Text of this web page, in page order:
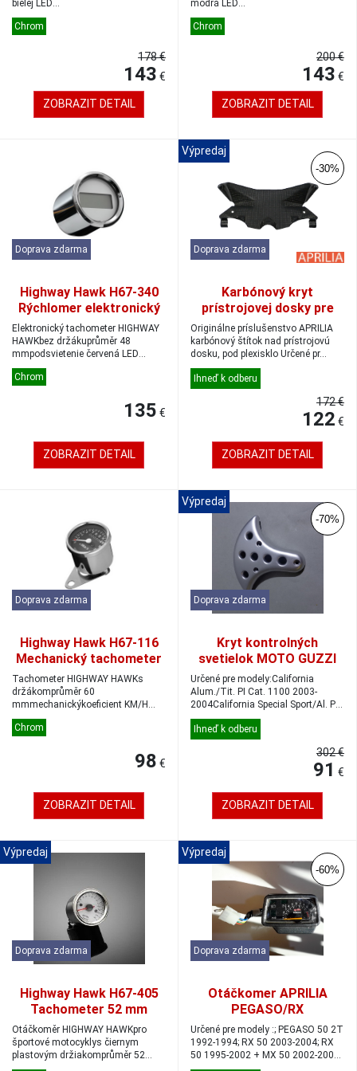
bielej LED
diódyelekronickýkoeficient KM/H...
Chrom
178 €
143 €
ZOBRAZIT DETAIL
modrá LED
diódaelekronickýkoeficient KM/Hd...
Chrom
200 €
143 €
ZOBRAZIT DETAIL
Doprava zdarma
Highway Hawk H67-340
Rýchlomer elektronický
48mm 220km/h
chróm/biela/červená LED
Elektronický tachometer HIGHWAY
HAWKbez držákuprůměr 48
mmpodsvietenie červená LED
diódaelekronickýk...
Chrom
135 €
ZOBRAZIT DETAIL
Výpredaj
-30%
Doprava zdarma
Karbónový kryt
prístrojovej dosky pre
Aprilia RSV 1000
Originálne príslušenstvo APRILIA
karbónový štítok nad prístrojovú
dosku, pod plexisklo Určené pr...
Ihneď k odberu
172 €
122 €
ZOBRAZIT DETAIL
Doprava zdarma
Highway Hawk H67-116
Mechanický tachometer
60mm 220km/h chróm/
čierna
Tachometer HIGHWAY HAWKs
držákomprůměr 60
mmmechanickýkoeficient KM/H
2:1do 220 km/hzávit M12, jemné...
Chrom
98 €
ZOBRAZIT DETAIL
Výpredaj
-70%
Doprava zdarma
Kryt kontrolných
svetielok MOTO GUZZI
CALIFORNIA
Určené pre modely:California
Alum./Tit. PI Cat. 1100 2003-
2004California Special Sport/Al. PI
1100 2...
Ihneď k odberu
302 €
91 €
ZOBRAZIT DETAIL
Výpredaj
Doprava zdarma
Highway Hawk H67-405
Tachometer 52 mm
16000 ot/min
chróm/biela/multi LED
Otáčkoměr HIGHWAY HAWKpro
športové motocyklys čiernym
plastovým držiakomprůměr 52
mmdo 16 000 otáček...
Výpredaj
-60%
Doprava zdarma
Otáčkomer APRILIA
PEGASO/RX
Určené pre modely :; PEGASO 50 2T
1992-1994; RX 50 2003-2004; RX
50 1995-2002 + MX 50 2002-2003;
RX ...